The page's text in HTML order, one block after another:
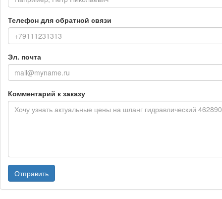
Телефон для обратной связи
Эл. почта
Комментарий к заказу
Отправить